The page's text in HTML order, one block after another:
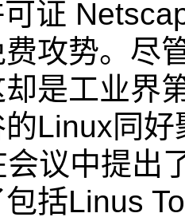
证
攻势。尽
是工业界
Linux同
议中提出
括Linus